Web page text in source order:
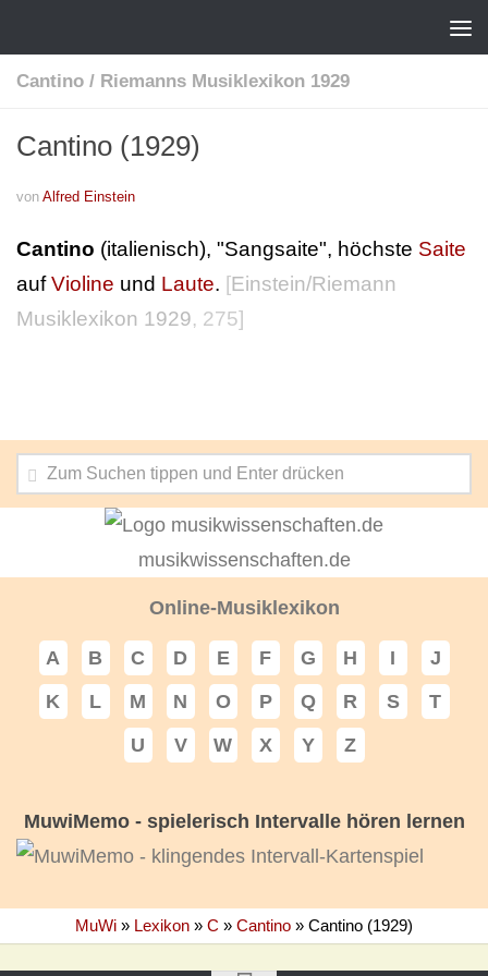
Cantino / Riemanns Musiklexikon 1929
Cantino (1929)
von Alfred Einstein
Cantino (italienisch), "Sangsaite", höchste Saite
aufVioline und Laute. [Einstein/Riemann
Musiklexikon 1929, 275]
musikwissenschaften.de
Online-Musiklexikon
A B C D E F G H I
J
K
L M N O P Q R S
T
U
V W X Y Z
MuwiMemo - spielerisch Intervalle hören lernen
MuWi » Lexikon » C » Cantino » Cantino (1929)